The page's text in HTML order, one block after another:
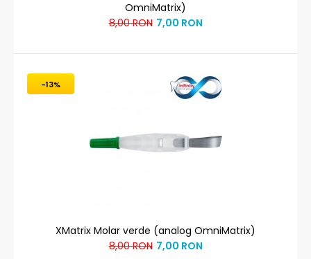
OmniMatrix)
8,00 RON 7,00 RON
-13%
XMatrix Molar verde (analog OmniMatrix)
8,00 RON 7,00 RON